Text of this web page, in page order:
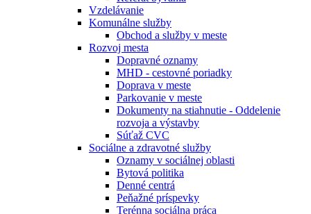
Vzdelávanie
Komunálne služby
Obchod a služby v meste
Rozvoj mesta
Dopravné oznamy
MHD - cestovné poriadky
Doprava v meste
Parkovanie v meste
Dokumenty na stiahnutie - Oddelenie
rozvoja a výstavby
Súťaž CVC
Sociálne a zdravotné služby
Oznamy v sociálnej oblasti
Bytová politika
Denné centrá
Peňažné príspevky
Terénna sociálna práca